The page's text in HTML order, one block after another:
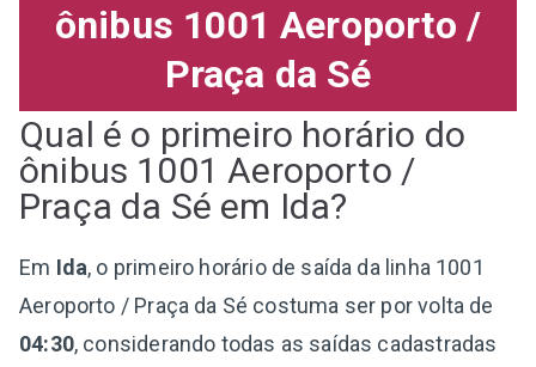
ônibus 1001 Aeroporto /
Praça da Sé
Qual é o primeiro horário do
ônibus 1001 Aeroporto /
Praça da Sé em Ida?
Em Ida, o primeiro horário de saída da linha 1001
Aeroporto / Praça da Sé costuma ser por volta de
04:30, considerando todas as saídas cadastradas